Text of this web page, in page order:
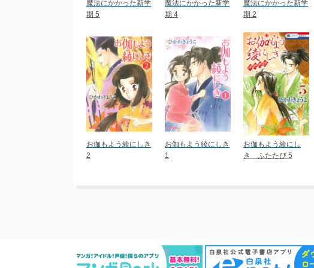
魔法にかかった新学
期 5
魔法にかかった新学
期 4
魔法にかかった新学
期 2
お伽もよう綾にしき
2
お伽もよう綾にしき
1
お伽もよう綾にし
き ふたたび 5